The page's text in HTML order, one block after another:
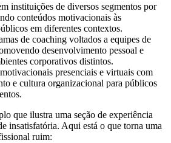
instituições de diversos segmentos por
conteúdos motivacionais às
em diferentes contextos.
de coaching voltados a equipes de
desenvolvimento pessoal e
corporativos distintos.
presenciais e virtuais com
e cultura organizacional para públicos
que ilustra uma seção de experiência
insatisfatória. Aqui está o que torna uma
ruim: